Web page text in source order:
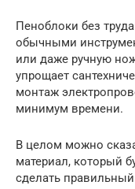
Пеноблоки без
обычными
или даже ручную
упрощает
монтаж
минимум времени.
В целом можно
материал, который
сделать